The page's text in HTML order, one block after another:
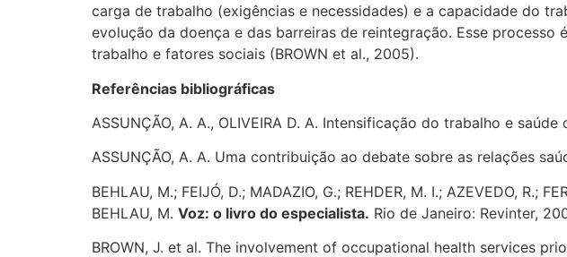
carga de trabalho (exigências e necessidades) e a capacidade do
evolução da doença e das barreiras de reintegração. Esse
trabalho e fatores sociais (BROWN et al., 2005).
Referências bibliográficas
ASSUNÇÃO, A. A., OLIVEIRA D. A. Intensificação do trabalho e
ASSUNÇÃO, A. A. Uma contribuição ao debate sobre as relações
BEHLAU, M.; FEIJÓ, D.; MADAZIO, G.; REHDER, M. I.; AZEVEDO,
BEHLAU, M. Voz: o livro do especialista. Rio de Janeiro: Revinter,
BROWN, J. et al. The involvement of occupational health services